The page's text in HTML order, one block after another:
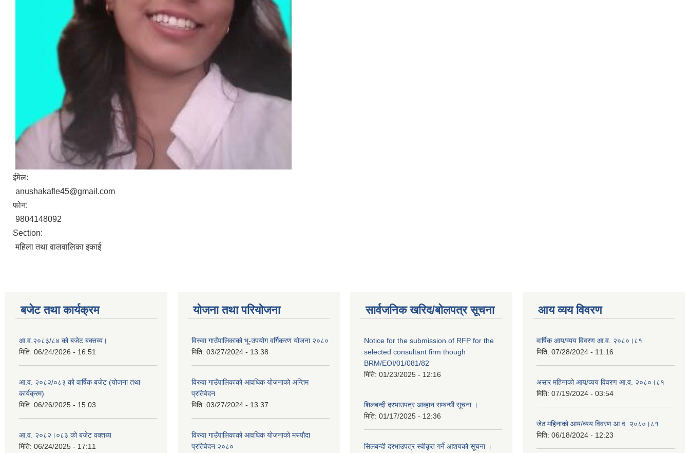
ईमेल:
anushakafle45@gmail.com
फोन:
9804148092
Section:
महिला तथा वालवालिका इकाई
बजेट तथा कार्यक्रम
आ.व.२०८३/८४ को बजेट बक्तव्य।
मिति: 06/24/2026 - 16:51
आ.व. २०८२/०८३ को वार्षिक बजेट (योजना तथा
कार्यक्रम)
मिति: 06/26/2025 - 15:03
आ.व. २०८२।०८३ को बजेट वक्तब्य
मिति: 06/24/2025 - 17:11
योजना तथा परियोजना
विरुवा गाउँपालिकाको भू-उपयोग वर्गिकरण योजना २०८०
मिति: 03/27/2024 - 13:38
विरुवा गाउँपालिकाको आवधिक योजनाको अन्तिम
प्रतिवेदन
मिति: 03/27/2024 - 13:37
विरुवा गाउँपालिकाको आवधिक योजनाको मस्यौदा
प्रतिवेदन २०८०
सार्वजनिक खरिद/बोलपत्र सूचना
Notice for the submission of RFP for the
selected consultant firm though
BRM/EOI/01/081/82
मिति: 01/23/2025 - 12:16
शिलबन्दी दरभाउपत्र आब्हान सम्बन्धी सूचना ।
मिति: 01/17/2025 - 12:36
सिलबन्दी दरभाउपत्र स्वीकृत गर्ने आशयको सूचना ।
आय व्यय विवरण
वार्षिक आय/व्यय विवरण आ.व. २०८०।८१
मिति: 07/28/2024 - 11:16
असार महिनाको आय/व्यय विवरण आ.व. २०८०।८१
मिति: 07/19/2024 - 03:54
जेठ महिनाको आय/व्यय विवरण आ.व. २०८०।८१
मिति: 06/18/2024 - 12:23